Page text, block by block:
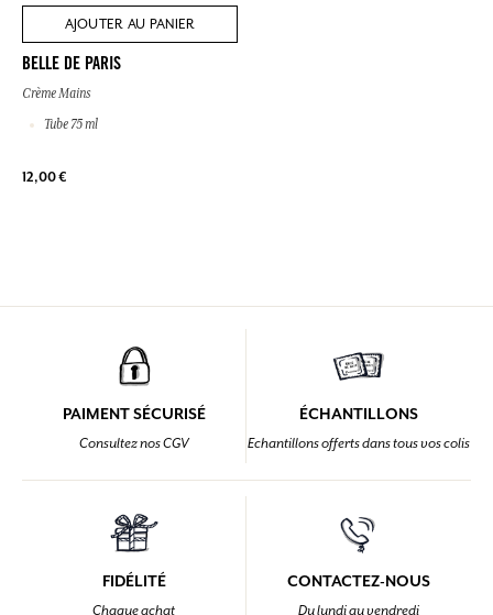
AJOUTER AU PANIER
BELLE DE PARIS
Crème Mains
Tube 75 ml
12,00 €
PAIMENT SÉCURISÉ
Consultez nos CGV
ÉCHANTILLONS
Echantillons offerts dans tous vos colis
FIDÉLITÉ
Chaque achat
CONTACTEZ-NOUS
Du lundi au vendredi